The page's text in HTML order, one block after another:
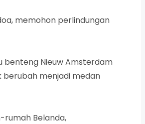
memohon perlindungan
benteng Nieuw Amsterdam
berubah menjadi medan
rumah Belanda,